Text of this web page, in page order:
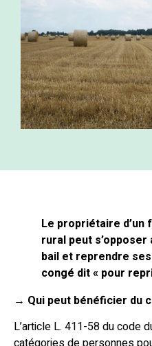
Le propriétaire d’un
rural peut
bail et reprendre
congé dit « pour
→ Qui peut bénéficier du
L’article L. 411-58 du code